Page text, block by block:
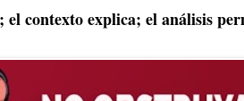
contexto explica; el análisis